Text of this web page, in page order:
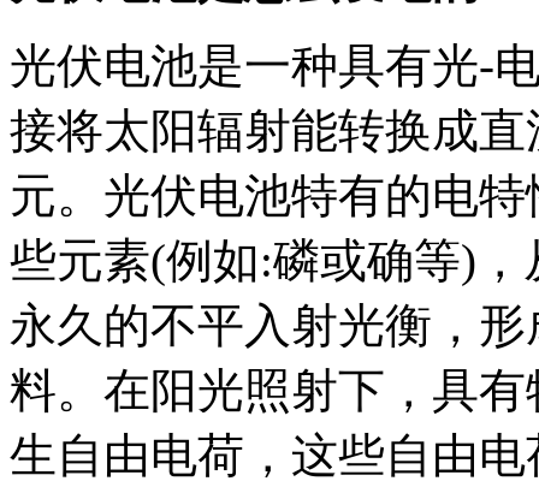
光伏电池是一种具有光-
接将太阳辐射能转换成
元。光伏电池特有的电
些元素(例如:磷或确等)
永久的不平入射光衡，
料。在阳光照射下，具
生自由电荷，这些自由